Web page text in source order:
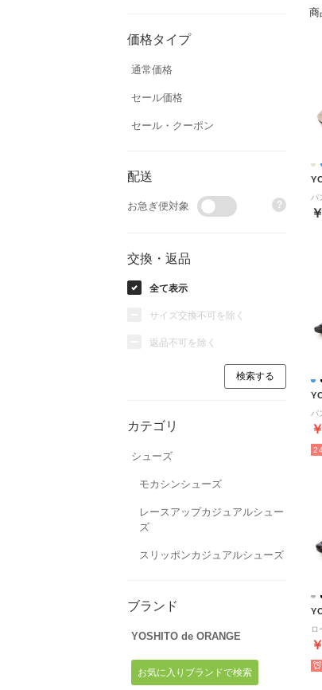
価格タイプ
通常価格
セール価格
セール・クーポン
配送
お急ぎ便対象 ?
交換・返品
全て表示
サイズ交換不可を除く
返品不可を除く
カテゴリ
シューズ
モカシンシューズ
レースアップカジュアルシュー
ズ
スリッポンカジュアルシューズ
ブランド
YOSHITO de ORANGE
お気に入りブランドで検索
商
パ
パ
ロ